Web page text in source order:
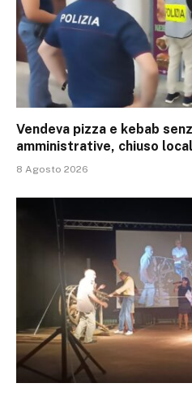
Vendeva pizza e kebab
amministrative, chiuso
8 Agosto 2026